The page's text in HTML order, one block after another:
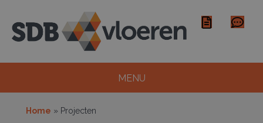
MENU
Home » Projecten